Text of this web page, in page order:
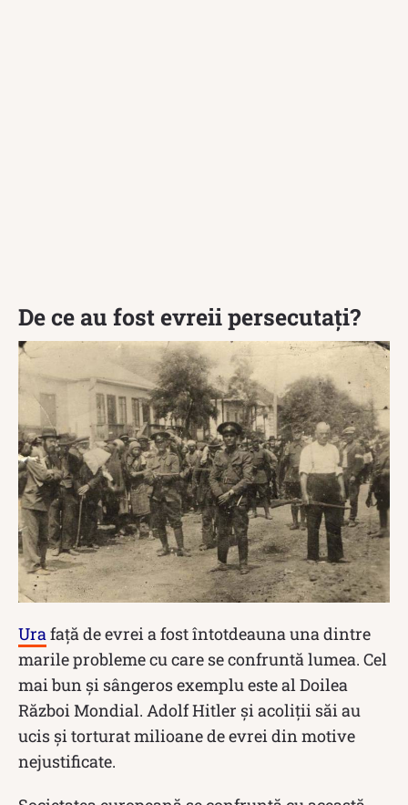
De ce au fost evreii persecutați?
Ura față de evrei a fost întotdeauna una dintre
marile probleme cu care se confruntă lumea. Cel
mai bun și sângeros exemplu este al Doilea
Război Mondial. Adolf Hitler și acoliții săi au
ucis și torturat milioane de evrei din motive
nejustificate.